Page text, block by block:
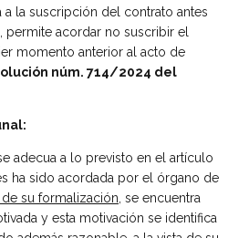
a la suscripción del contrato antes
permite acordar no suscribir el
momento anterior al acto de
núm. 714/2024 del
adecua a lo previsto en el artículo
ha sido acordada por el órgano de
de su formalización , se encuentra
y esta motivación se identifica